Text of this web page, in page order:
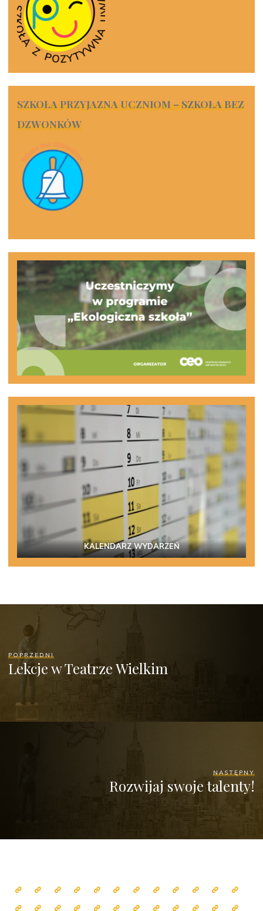
SZKOŁA PRZYJAZNA UCZNIOM – SZKOŁA BEZ
DZWONKÓW
KALENDARZ WYDARZEŃ
POPRZEDNI
Lekcje w Teatrze Wielkim
NASTĘPNY
Rozwijaj swoje talenty!